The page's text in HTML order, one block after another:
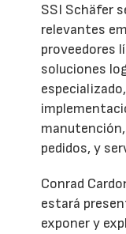
SSI Schäfer
relevantes
proveedores
soluciones
pedidos, y
Conrad
estará
exponer y